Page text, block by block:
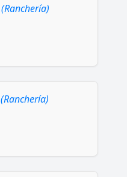
(Ranchería)
(Ranchería)